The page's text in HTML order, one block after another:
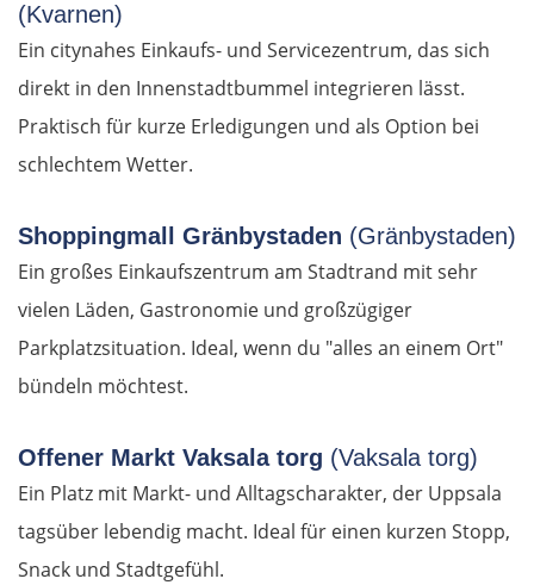
(Kvarnen)
Ein citynahes Einkaufs- und Servicezentrum, das sich
direkt in den Innenstadtbummel integrieren lässt.
Praktisch für kurze Erledigungen und als Option bei
schlechtem Wetter.
Shoppingmall Gränbystaden (Gränbystaden)
Ein großes Einkaufszentrum am Stadtrand mit sehr
vielen Läden, Gastronomie und großzügiger
Parkplatzsituation. Ideal, wenn du "alles an einem Ort"
bündeln möchtest.
Offener Markt Vaksala torg (Vaksala torg)
Ein Platz mit Markt- und Alltagscharakter, der Uppsala
tagsüber lebendig macht. Ideal für einen kurzen Stopp,
Snack und Stadtgefühl.
Cluj-Napoca
Târnăveni
Pitești
Bukarest
Ruse
Rasgrad